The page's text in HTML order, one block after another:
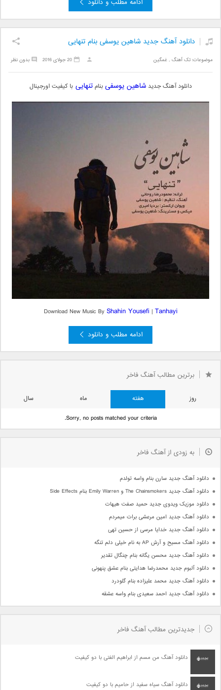
ادامه مطلب و دانلود
دانلود آهنگ جدید شاهین یوسفی بنام تنهایی
موضوعات:تک آهنگ ,غمگین بدون نظر 20 جولای 2016
دانلود آهنگ جدیدشاهین یوسفیبنامتنهاییبا کیفیت اورجینال
Download New Music ByShahin Yousefi | Tanhayi
ادامه مطلب و دانلود
برترین مطالب آهنگ فاخر
روز هفته ماه
سال
Sorry, no posts matched your criteria.
به زودی از آهنگ فاخر
دانلود آهنگ جدید سارن بنام واسه تولدم
دانلود آهنگ جدید The Chainsmokers و Emily Warren بنام Side Effects
دانلود موزیک ویدوی جدید حمید صفت هیهات
دانلود آهنگ جدید امین مرعشی برات میمردم
دانلود آهنگ جدید خدایا مرسی از حسین تهی
دانلود آهنگ مسیح و آرش AP به نام خیلی دلم تنگه
دانلود آهنگ جدید محسن یگانه بنام چنگال تقدیر
دانلود آلبوم جدید محمدرضا هدایتی بنام عشق پنهونی
دانلود آهنگ جدید محمد علیزاده بنام گلودرد
دانلود آهنگ جدید احمد سعیدی بنام واسه عشقه
جدیدترین مطالب آهنگ فاخر
دانلود آهنگ من مسم از ابراهیم الفتی با دو کیفیت
دانلود آهنگ سیاه سفید از حامیم با دو کیفیت